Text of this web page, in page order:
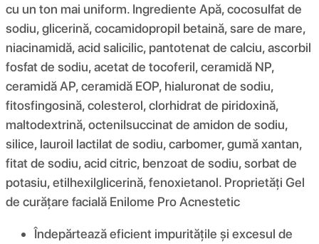
cu un ton mai uniform. Ingrediente Apă, cocosulfat de
sodiu, glicerină, cocamidopropil betaină, sare de mare,
niacinamidă, acid salicilic, pantotenat de calciu, ascorbil
fosfat de sodiu, acetat de tocoferil, ceramidă NP,
ceramidă AP, ceramidă EOP, hialuronat de sodiu,
fitosfingosină, colesterol, clorhidrat de piridoxină,
maltodextrină, octenilsuccinat de amidon de sodiu,
silice, lauroil lactilat de sodiu, carbomer, gumă xantan,
fitat de sodiu, acid citric, benzoat de sodiu, sorbat de
potasiu, etilhexilglicerină, fenoxietanol. Proprietăți Gel
de curățare facială Enilome Pro Acnestetic
Îndepărtează eficient impuritățile și excesul de